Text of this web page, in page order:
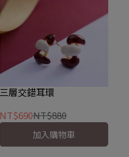
三層交錯耳環
NT$690NT$880
加入購物車